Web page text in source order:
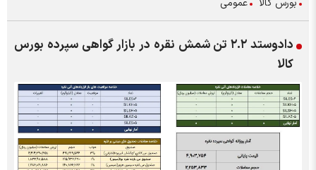
بورس کالا عمومی
دادوستد ۲.۲ تن شمش نقره در بازار گواهی سپرده بورس
کالا